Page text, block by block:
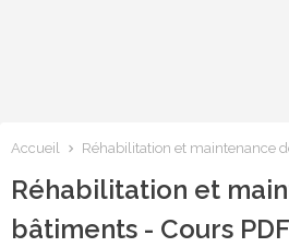
Accueil Réhabilitation et maintenance
Réhabilitation et
bâtiments - Cours PDF